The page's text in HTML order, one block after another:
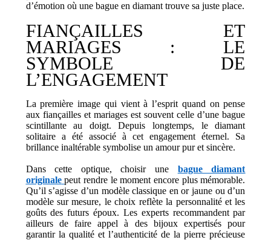
d’émotion où une bague en diamant trouve sa juste place.
FIANÇAILLES ET
MARIAGES : LE
SYMBOLE DE
L’ENGAGEMENT
La première image qui vient à l’esprit quand on pense
aux fiançailles et mariages est souvent celle d’une bague
scintillante au doigt. Depuis longtemps, le diamant
solitaire a été associé à cet engagement éternel. Sa
brillance inaltérable symbolise un amour pur et sincère.
Dans cette optique, choisir une bague diamant
originale peut rendre le moment encore plus mémorable.
Qu’il s’agisse d’un modèle classique en or jaune ou d’un
modèle sur mesure, le choix reflète la personnalité et les
goûts des futurs époux. Les experts recommandent par
ailleurs de faire appel à des bijoux expertisés pour
garantir la qualité et l’authenticité de la pierre précieuse